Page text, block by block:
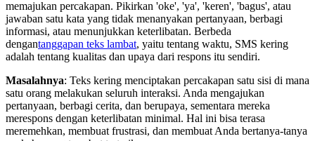
memajukan percakapan. Pikirkan 'oke', 'ya', 'keren', 'bagus', atau
jawaban satu kata yang tidak menanyakan pertanyaan, berbagi
informasi, atau menunjukkan keterlibatan. Berbeda
dengantanggapan teks lambat, yaitu tentang waktu, SMS kering
adalah tentang kualitas dan upaya dari respons itu sendiri.
Masalahnya: Teks kering menciptakan percakapan satu sisi di mana
satu orang melakukan seluruh interaksi. Anda mengajukan
pertanyaan, berbagi cerita, dan berupaya, sementara mereka
merespons dengan keterlibatan minimal. Hal ini bisa terasa
meremehkan, membuat frustrasi, dan membuat Anda bertanya-tanya